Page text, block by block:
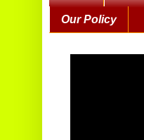
Our Policy